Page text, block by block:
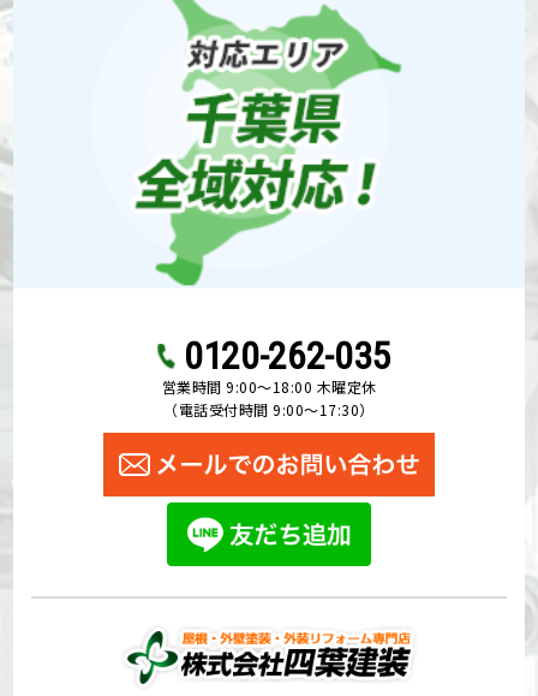
0120-262-035
営業時間 9:00〜18:00 木曜定休
（電話受付時間 9:00〜17:30）